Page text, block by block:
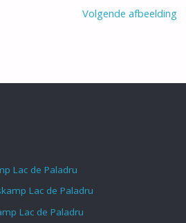
Volgende afbeelding
Lac de Paladru
Lac de Paladru
Lac de Paladru